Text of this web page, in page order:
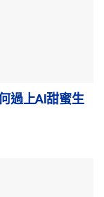
過上AI甜蜜生